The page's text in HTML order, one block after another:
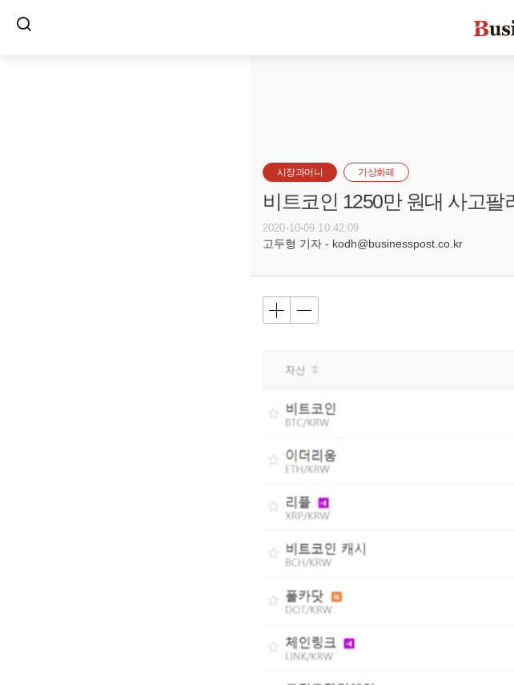
시장과머니 가상화폐
비트코인 1250만 원대 사고
2020-10-09 10:42:09
고두형 기자 - kodh@businesspost.co.kr